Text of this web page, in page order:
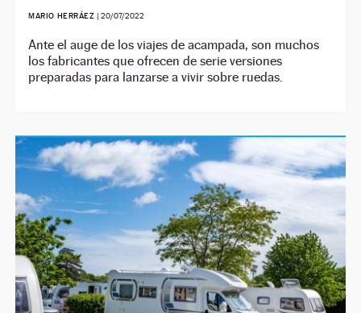
MARIO HERRÁEZ 20/07/2022
Ante el auge de los viajes de acampada, son muchos
los fabricantes que ofrecen de serie versiones
preparadas para lanzarse a vivir sobre ruedas.